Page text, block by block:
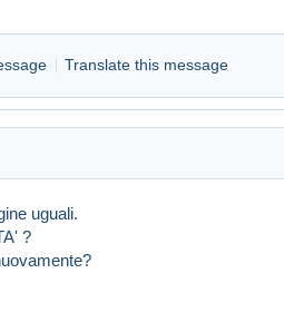
Translate this message
uguali.
?